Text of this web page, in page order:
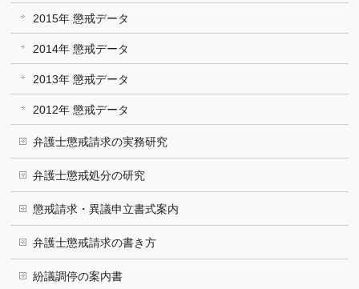
2015年 懲戒データ
2014年 懲戒データ
2013年 懲戒データ
2012年 懲戒データ
弁護士懲戒請求の実務研究
弁護士懲戒処分の研究
懲戒請求・異議申立書式案内
弁護士懲戒請求の書き方
紛議調停の案内書